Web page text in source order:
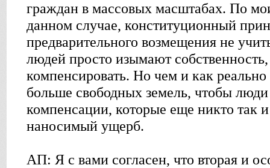
граждан в массовых масштабах. По
данном случае, конституционный
предварительного возмещения не
людей просто изымают
компенсировать. Но чем и как реально
больше свободных земель, чтобы
компенсации, которые еще никто так
наносимый ущерб.
АП: Я с вами согласен, что вторая и